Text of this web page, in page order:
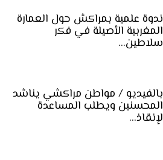
ندوة علمية بمراكش حول العمارة
المغربية الأصيلة في فكر
سلاطين…
بالفيديو / مواطن مراكشي يناشد
المحسنين ويطلب المساعدة
لإنقاذ…